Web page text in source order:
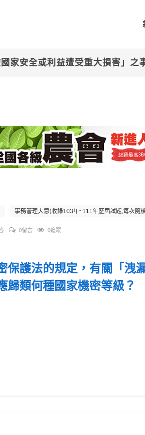
國家安全或利益遭受重大損害
事務管理大意(收錄103年~111年歷屆試題,每次隨
0留言 0追蹤
保護法的規定，有關「洩
歸類何種國家機密等級